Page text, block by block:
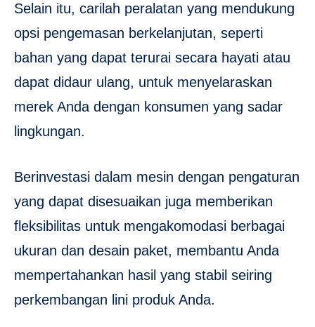
Selain itu, carilah peralatan yang mendukung
opsi pengemasan berkelanjutan, seperti
bahan yang dapat terurai secara hayati atau
dapat didaur ulang, untuk menyelaraskan
merek Anda dengan konsumen yang sadar
lingkungan.
Berinvestasi dalam mesin dengan pengaturan
yang dapat disesuaikan juga memberikan
fleksibilitas untuk mengakomodasi berbagai
ukuran dan desain paket, membantu Anda
mempertahankan hasil yang stabil seiring
perkembangan lini produk Anda.